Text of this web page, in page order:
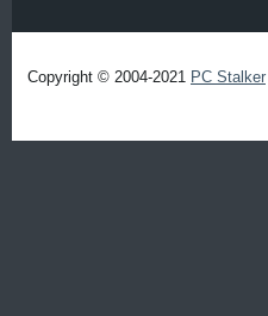
Copyright © 2004-2021 PC Stalker